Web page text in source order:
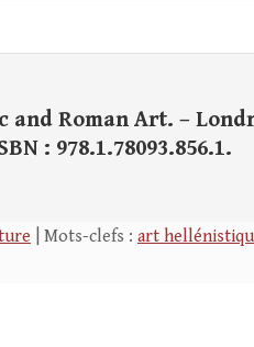
Roman Art. –
: 978.1.78093.856.1.
| Mots-clefs : art